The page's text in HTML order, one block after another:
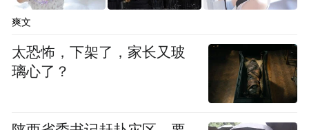
爽文
太恐怖，下架了，家长又玻
璃心了？